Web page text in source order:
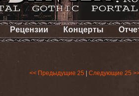
Рецензии Концерты
<< Предыдущие 25 Следующие 25